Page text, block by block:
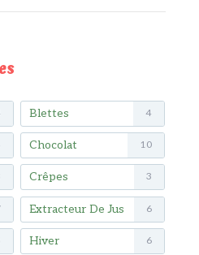
Blettes 4
Chocolat 10
Crêpes 3
Extracteur De Jus 6
Hiver 6